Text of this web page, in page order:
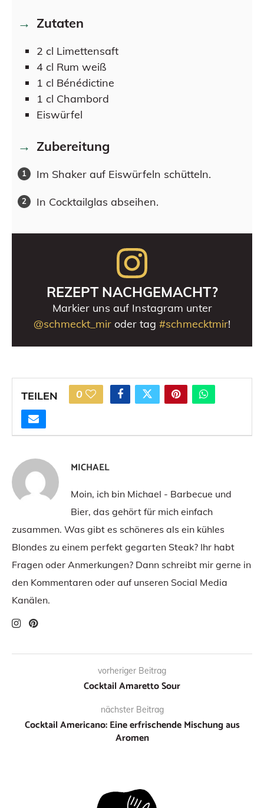
Zutaten
2 cl Limettensaft
4 cl Rum weiß
1 cl Bénédictine
1 cl Chambord
Eiswürfel
Zubereitung
Im Shaker auf Eiswürfeln schütteln.
In Cocktailglas abseihen.
REZEPT NACHGEMACHT?
Markier uns auf Instagram unter
@schmeckt_mir oder tag #schmecktmir!
TEILEN 0
MICHAEL
Moin, ich bin Michael - Barbecue und
Bier, das gehört für mich einfach
zusammen. Was gibt es schöneres als ein kühles
Blondes zu einem perfekt gegarten Steak? Ihr habt
Fragen oder Anmerkungen? Dann schreibt mir gerne in
den Kommentaren oder auf unseren Social Media
Kanälen.
vorheriger Beitrag
Cocktail Amaretto Sour
nächster Beitrag
Cocktail Americano: Eine erfrischende Mischung aus
Aromen